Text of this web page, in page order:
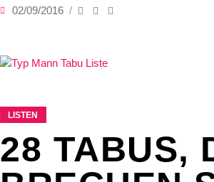
02/09/2016
LISTEN
28 TABUS,